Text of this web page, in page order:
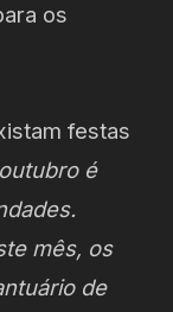
os
festas
é
mês, os
de